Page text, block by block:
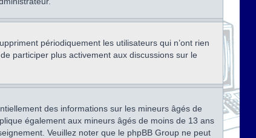
périodiquement les utilisateurs qui n’ont rien
participer plus activement aux discussions sur le
des informations sur les mineurs âgés de
également aux mineurs âgés de moins de 13 ans
Veuillez noter que le phpBB Group ne peut